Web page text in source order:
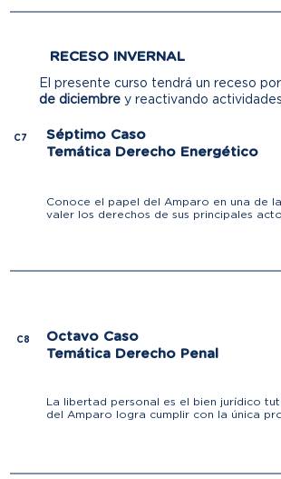
RECESO INVERNAL
El presente curso tendrá un receso
de diciembre y reactivando
C7
Séptimo Caso
Temática Derecho Energético
Conoce el papel del Amparo en una de
valer los derechos de sus principales
C8
Octavo Caso
Temática Derecho Penal
La libertad personal es el bien jurídico
del Amparo logra cumplir con la única